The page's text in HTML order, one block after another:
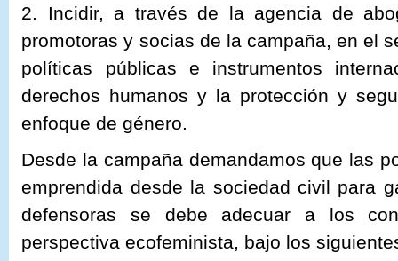
2. Incidir, a través de la agencia de
promotoras y socias de la campaña, en el
políticas públicas e instrumentos
derechos humanos y la protección y
enfoque de género.
Desde la campaña demandamos que las
emprendida desde la sociedad civil para
defensoras se debe adecuar a los
perspectiva ecofeminista, bajo los